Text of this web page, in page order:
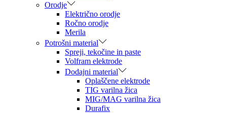
Orodje
Električno orodje
Ročno orodje
Merila
Potrošni material
Spreji, tekočine in paste
Volfram elektrode
Dodajni material
Oplaščene elektrode
TIG varilna žica
MIG/MAG varilna žica
Durafix